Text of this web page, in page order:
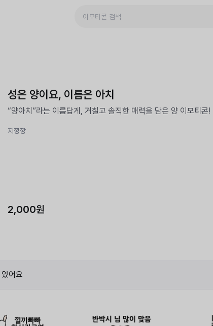
성은 양이요, 이름은 아치
“양아치”라는 이름답게, 거칠고 솔직한 매력을 담은 양 이모티콘!
지낑깡
2,000원
어요